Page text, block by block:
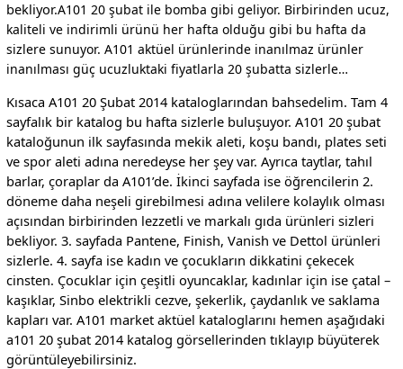
bekliyor.A101 20 şubat ile bomba gibi geliyor. Birbirinden ucuz,
kaliteli ve indirimli ürünü her hafta olduğu gibi bu hafta da
sizlere sunuyor. A101 aktüel ürünlerinde inanılmaz ürünler
inanılması güç ucuzluktaki fiyatlarla 20 şubatta sizlerle…
Kısaca A101 20 Şubat 2014 kataloglarından bahsedelim. Tam 4
sayfalık bir katalog bu hafta sizlerle buluşuyor. A101 20 şubat
kataloğunun ilk sayfasında mekik aleti, koşu bandı, plates seti
ve spor aleti adına neredeyse her şey var. Ayrıca taytlar, tahıl
barlar, çoraplar da A101’de. İkinci sayfada ise öğrencilerin 2.
döneme daha neşeli girebilmesi adına velilere kolaylık olması
açısından birbirinden lezzetli ve markalı gıda ürünleri sizleri
bekliyor. 3. sayfada Pantene, Finish, Vanish ve Dettol ürünleri
sizlerle. 4. sayfa ise kadın ve çocukların dikkatini çekecek
cinsten. Çocuklar için çeşitli oyuncaklar, kadınlar için ise çatal –
kaşıklar, Sinbo elektrikli cezve, şekerlik, çaydanlık ve saklama
kapları var. A101 market aktüel kataloglarını hemen aşağıdaki
a101 20 şubat 2014 katalog görsellerinden tıklayıp büyüterek
görüntüleyebilirsiniz.